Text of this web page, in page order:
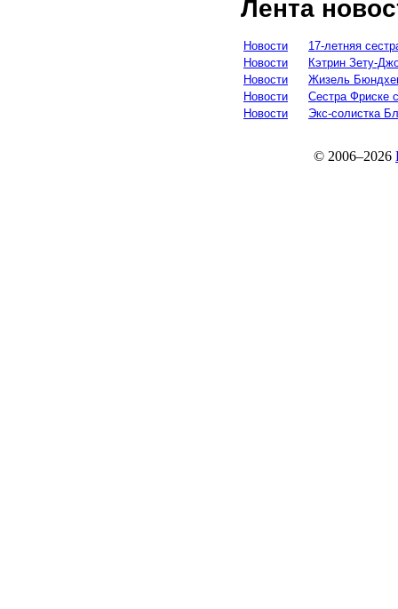
Лента
Новости
17-летняя
Новости
Кэтрин Зету-
Новости
Жизель
Новости
Сестра Фриске
Новости
Экс-солистка
© 2006–2026